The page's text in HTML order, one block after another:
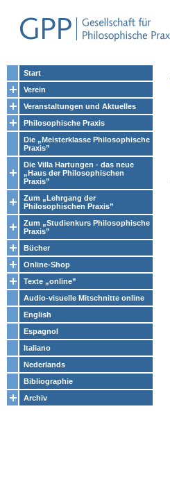
Start
Verein
Veranstaltungen und Aktuelles
Philosophische Praxis
Die „Meisterklasse Philosophische
Praxis”
Die Villa Hartungen - das neue
„Haus der Philosophischen
Praxis”
Zum „Lehrgang der
Philosophischen Praxis”
Zum „Studienkurs Philosophische
Praxis”
Bücher
Online-Shop
Texte „online”
Audio-visuelle Mitschnitte online
English
Espagnol
Italiano
Nederlands
Bibliographie
Archiv